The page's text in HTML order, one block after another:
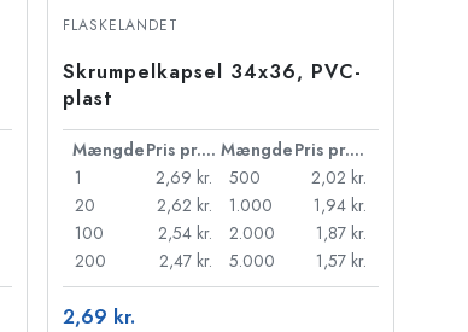
FLASKELANDET
Skrumpelkapsel 34x36, PVC-
plast
Mængde Pris pr. stk. Mængde
Pris pr. stk.
1
2,69 kr.
20
2,62 kr.
100
2,54 kr.
200
2,47 kr.
500
2,02 kr.
1.000
1,94 kr.
2.000
1,87 kr.
5.000
1,57 kr.
2,69 kr.